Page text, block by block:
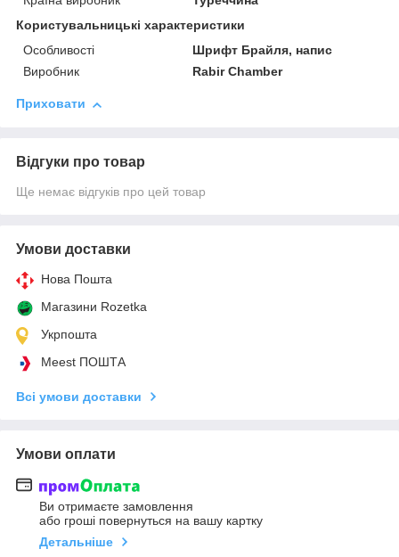
Користувальницькі характеристики
Особливості
Шрифт Брайля, напис
Виробник
Rabir Chamber
Приховати
Відгуки про товар
Ще немає відгуків про цей товар
Умови доставки
Нова Пошта
Магазини Rozetka
Укрпошта
Meest ПОШТА
Всі умови доставки
Умови оплати
Ви отримаєте замовлення
або гроші повернуться на вашу картку
Детальніше